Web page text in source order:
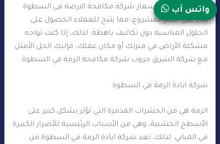
أيضًا، يتم تحديد أسعار شركة مكافحة الارضة في السطوة
بناءً على حجم المشروع، مما يتيح للعملاء الحصول على
الحلول المناسبة دون تكاليف باهظة. لذلك، إذا كنت تواجه
مشكلة الأراض في منزلك أو مكان عملك، فإليك الحل الأمثل
مع شركة الشرق جروب شركة مكافحة الرمة في السطوة.
شركة ابادة الرمة في السطوة
الرمة هي من الحشرات المدمرة التي تؤثر بشكل كبير على
الأسطح الخشبية، وهي من الأسباب الرئيسية للأضرار الكبيرة
في المباني. لذلك، تعد شركة ابادة الرمة في السطوة من
واتس آب